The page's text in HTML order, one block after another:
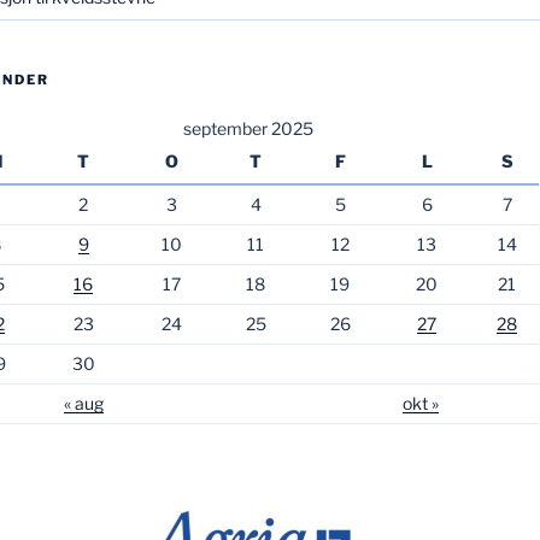
september 2025
T O T F L S
2 3 4 5 6
7
9 10 11 12 13
14
16 17 18 19 20
21
23 24 25 26 27
28
30
« aug
okt »